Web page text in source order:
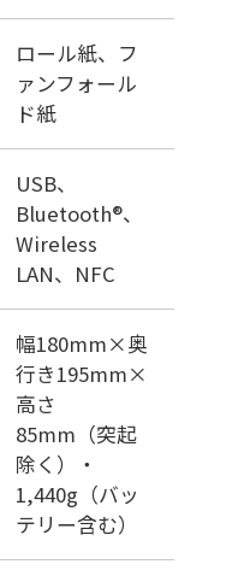
ロール紙、フ
ァンフォール
ド紙
USB、
Bluetooth®、
Wireless
LAN、NFC
幅180mm×奥
行き195mm×
高さ
85mm（突起
除く）・
1,440g（バッ
テリー含む）